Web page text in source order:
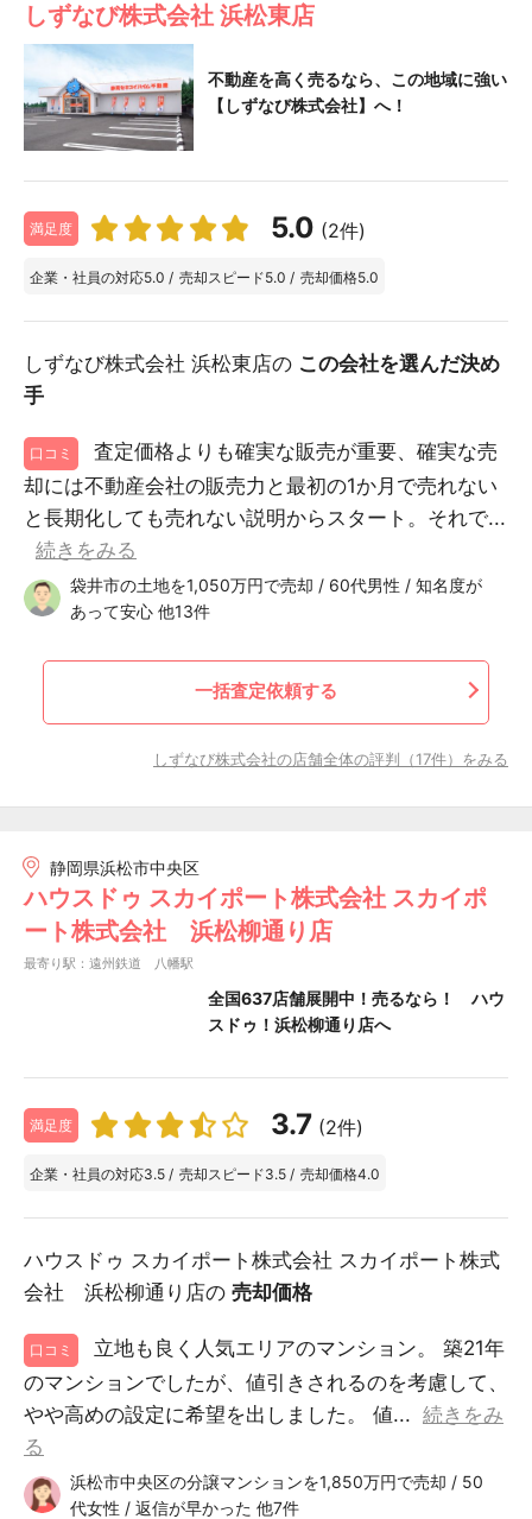
しずなび株式会社 浜松東店
不動産を高く売るなら、この地域に強い
【しずなび株式会社】へ！
満足度 5.0 (2件)
企業・社員の対応5.0 / 売却スピード5.0 / 売却価格5.0
しずなび株式会社 浜松東店の この会社を選んだ決め
手
口コミ
査定価格よりも確実な販売が重要、確実な売
却には不動産会社の販売力と最初の1か月で売れない
と長期化しても売れない説明からスタート。それで...
続きをみる
袋井市の土地を1,050万円で売却 / 60代男性 / 知名度が
あって安心 他13件
一括査定依頼する
しずなび株式会社の店舗全体の評判（17件）をみる
静岡県浜松市中央区
ハウスドゥ スカイポート株式会社 スカイポ
ート株式会社 浜松柳通り店
最寄り駅：遠州鉄道 八幡駅
全国637店舗展開中！売るなら！ ハウ
スドゥ！浜松柳通り店へ
満足度 3.7 (2件)
企業・社員の対応3.5 / 売却スピード3.5 / 売却価格4.0
ハウスドゥ スカイポート株式会社 スカイポート株式
会社 浜松柳通り店の 売却価格
口コミ
立地も良く人気エリアのマンション。 築21年
のマンションでしたが、値引きされるのを考慮して、
やや高めの設定に希望を出しました。 値... 続きをみ
る
浜松市中央区の分譲マンションを1,850万円で売却 / 50
代女性 / 返信が早かった 他7件